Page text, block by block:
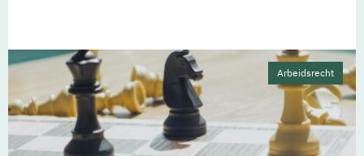
Arbeidsrecht